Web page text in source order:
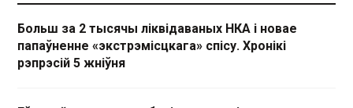
Больш за 2 тысячы ліквідаваных НКА і новае
папаўненне «экстрэмісцкага» спісу. Хронікі
рэпрэсій 5 жніўня